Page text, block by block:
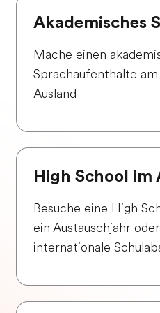
Akademisches
Mache einen
Sprachaufenthalte am
Ausland
High School im
Besuche eine High
ein Austauschjahr
internationale